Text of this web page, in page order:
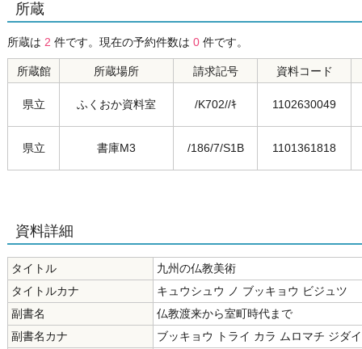
所蔵
所蔵は 2 件です。現在の予約件数は 0 件です。
所蔵館 所蔵場所 請求記号 資料コード
県立 ふくおか資料室 /K702//ｷ 1102630049
県立 書庫M3 /186/7/S1B 1101361818
資料詳細
タイトル
九州の仏教美術
タイトルカナ
キュウシュウ ノ ブッキョウ ビジュツ
副書名
仏教渡来から室町時代まで
副書名カナ
ブッキョウ トライ カラ ムロマチ ジダ